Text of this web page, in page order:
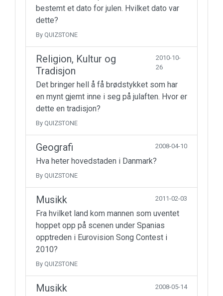
bestemt et dato for julen. Hvilket dato var
dette?
By QUIZSTONE
Religion, Kultur og
Tradisjon
2010-10-
26
Det bringer hell å få brødstykket som har
en mynt gjemt inne i seg på julaften. Hvor er
dette en tradisjon?
By QUIZSTONE
Geografi 2008-04-10
Hva heter hovedstaden i Danmark?
By QUIZSTONE
Musikk 2011-02-03
Fra hvilket land kom mannen som uventet
hoppet opp på scenen under Spanias
opptreden i Eurovision Song Contest i
2010?
By QUIZSTONE
Musikk 2008-05-14